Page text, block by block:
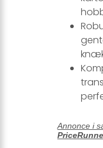
Annonce i